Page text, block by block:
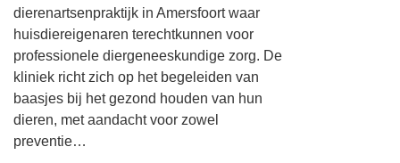
dierenartsenpraktijk in Amersfoort waar
huisdiereigenaren terechtkunnen voor
professionele diergeneeskundige zorg. De
kliniek richt zich op het begeleiden van
baasjes bij het gezond houden van hun
dieren, met aandacht voor zowel
preventie…